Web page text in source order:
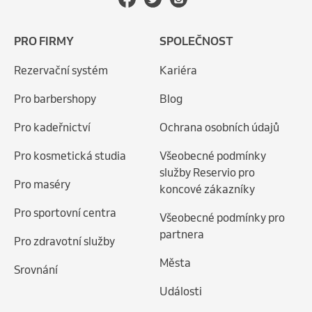
PRO FIRMY
Rezervační systém
Pro barbershopy
Pro kadeřnictví
Pro kosmetická studia
Pro maséry
Pro sportovní centra
Pro zdravotní služby
Srovnání
SPOLEČNOST
Kariéra
Blog
Ochrana osobních údajů
Všeobecné podmínky
služby Reservio pro
koncové zákazníky
Všeobecné podmínky pro
partnera
Města
Události